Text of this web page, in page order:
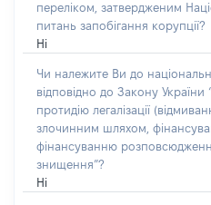
переліком, затвердженим
питань запобігання корупції?
Ні
Чи належите Ви до
відповідно до Закону України
протидію легалізації
злочинним шляхом,
фінансуванню
знищення”?
Ні